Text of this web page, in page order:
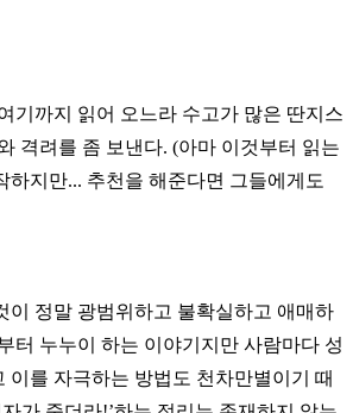
기까지 읽어 오느라 수고가 많은 딴지스
격려를 좀 보낸다. (아마 이것부터 읽는
하지만... 추천을 해준다면 그들에게도
이 정말 광범위하고 불확실하고 애매하
터 누누이 하는 이야기지만 사람마다 성
이를 자극하는 방법도 천차만별이기
때